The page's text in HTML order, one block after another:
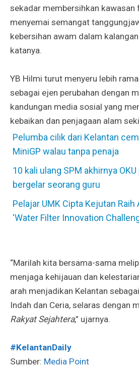
sekadar membersihkan kawasan
menyemai semangat
kebersihan awam dalam
katanya.
YB Hilmi turut menyeru lebih
sebagai ejen perubahan dengan
kandungan media sosial yang
kebaikan dan penjagaan alam
Pelumba cilik dari Kelantan
MiniGP walau tanpa penaja
10 kali ulang SPM akhirnya
bergelar seorang guru
Pelajar UMK Cipta Kejutan Raih
‘Water Filter Innovation
“Marilah kita bersama-sama
menjaga kehijauan dan
arah menjadikan Kelantan
Indah dan Ceria, selaras dengan
Rakyat Sejahtera,” ujarnya.
#KelantanDaily
Sumber: Media Point